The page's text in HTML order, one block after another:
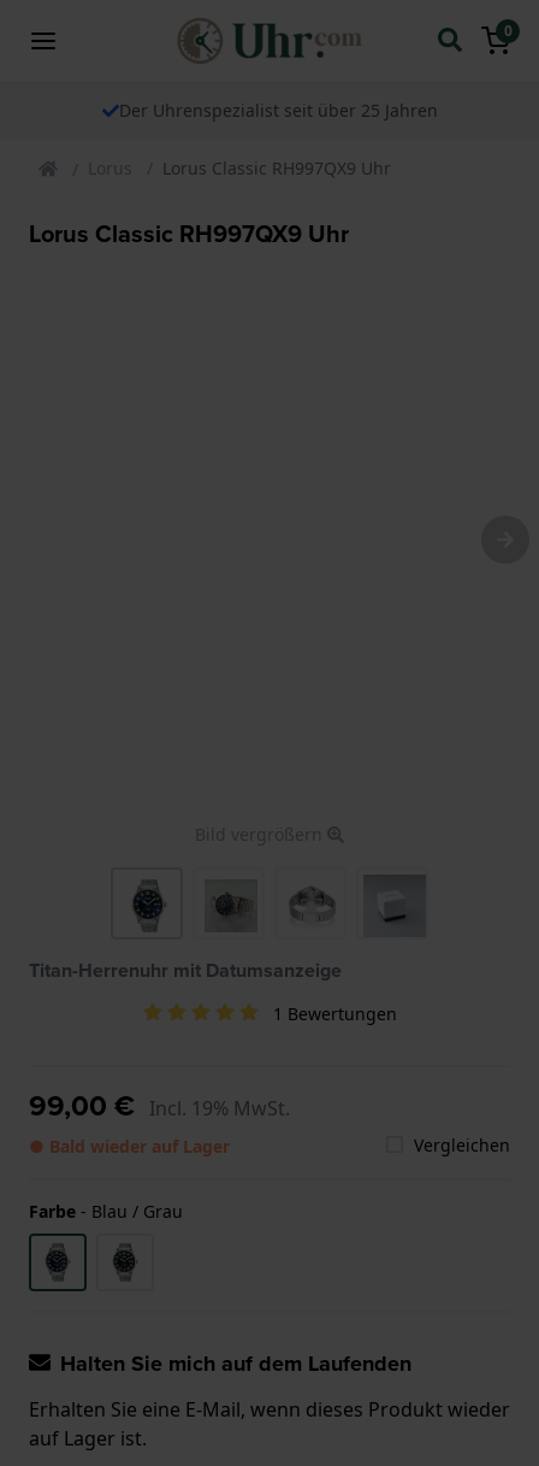
0
Der Uhrenspezialist seit über 25 Jahren
Lorus Lorus Classic RH997QX9 Uhr
Lorus Classic RH997QX9 Uhr
Bild vergrößern
Titan-Herrenuhr mit Datumsanzeige
1 Bewertungen
99,00 € Incl. 19% MwSt.
● Bald wieder auf Lager Vergleichen
Farbe - Blau / Grau
Halten Sie mich auf dem Laufenden
Erhalten Sie eine E-Mail, wenn dieses Produkt wieder
auf Lager ist.